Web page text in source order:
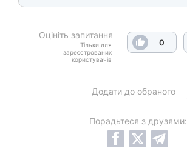
Оцініть запитання
Тільки для
зареєстрованих
користувачів
0
Додати до обраного
Порадьтеся з друзями: